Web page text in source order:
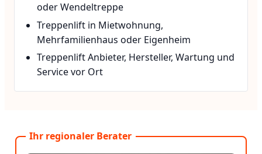
oder Wendeltreppe
Treppenlift in Mietwohnung,
Mehrfamilienhaus oder Eigenheim
Treppenlift Anbieter, Hersteller, Wartung und
Service vor Ort
Ihr regionaler Berater